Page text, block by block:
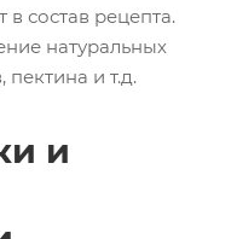
в состав рецепта.
натуральных
пектина и т.д.
и